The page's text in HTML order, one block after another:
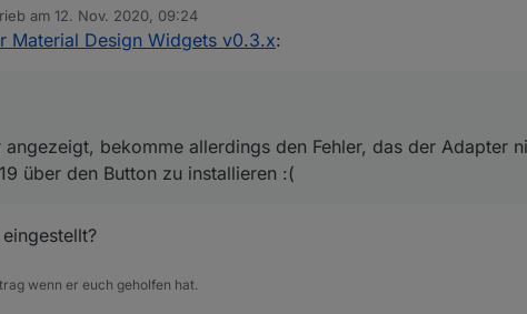
zwar angezeigt, bekomme allerdings den Fehler, das der Adapter nicht
den Button zu installieren :(
am12. Nov. 2020, 09:24
editiert von
Material Design Widgets v0.3.x:
bekomme allerdings den Fehler, das der Adapter
über den Button zu installieren :(
wenn er euch geholfen hat.